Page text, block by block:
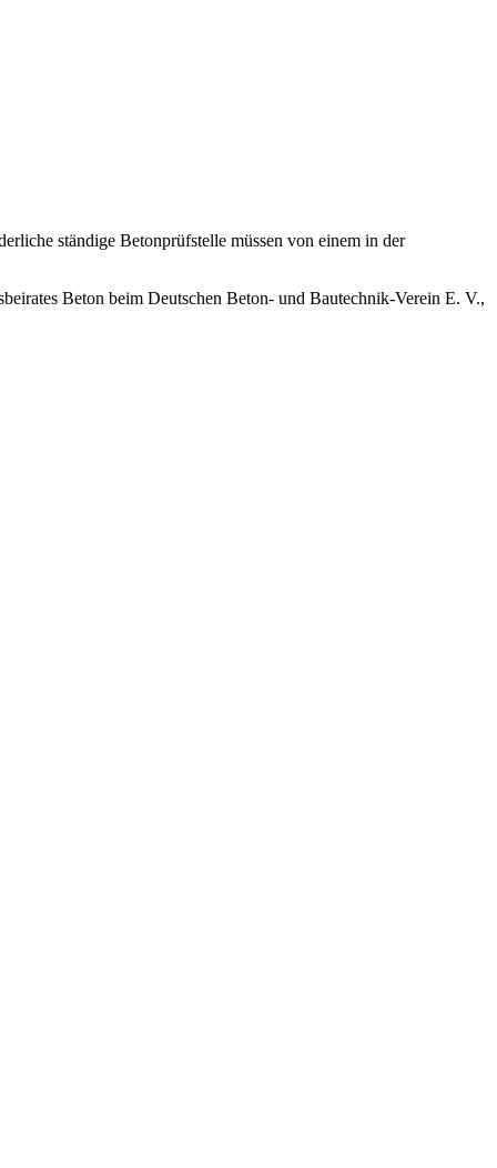
ständige Betonprüfstelle müssen von einem in der
Beton beim Deutschen Beton- und Bautechnik-Verein E. V.,